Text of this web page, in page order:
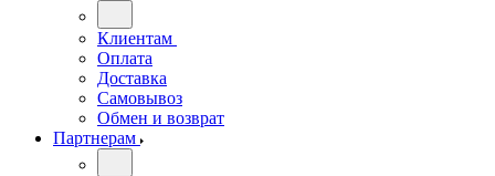
Клиентам
Оплата
Доставка
Самовывоз
Обмен и возврат
Партнерам